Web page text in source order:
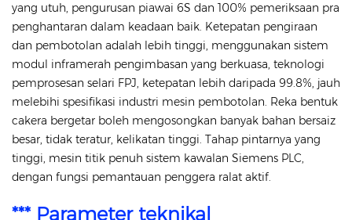
yang utuh, pengurusan piawai 6S dan 100% pemeriksaan pra
penghantaran dalam keadaan baik. Ketepatan pengiraan
dan pembotolan adalah lebih tinggi, menggunakan sistem
modul inframerah pengimbasan yang berkuasa, teknologi
pemprosesan selari FPJ, ketepatan lebih daripada 99.8%, jauh
melebihi spesifikasi industri mesin pembotolan. Reka bentuk
cakera bergetar boleh mengosongkan banyak bahan bersaiz
besar, tidak teratur, kelikatan tinggi. Tahap pintarnya yang
tinggi, mesin titik penuh sistem kawalan Siemens PLC,
dengan fungsi pemantauan penggera ralat aktif.
*** Parameter teknikal